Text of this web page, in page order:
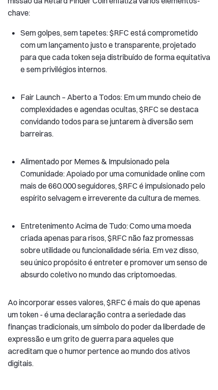
chave:
Sem golpes, sem tapetes: $RFC está comprometido
com um lançamento justo e transparente, projetado
para que cada token seja distribuído de forma equitativa
e sem privilégios internos.
Fair Launch – Aberto a Todos: Em um mundo cheio de
complexidades e agendas ocultas, $RFC se destaca
convidando todos para se juntarem à diversão sem
barreiras.
Alimentado por Memes & Impulsionado pela
Comunidade: Apoiado por uma comunidade online com
mais de 660.000 seguidores, $RFC é impulsionado pelo
espírito selvagem e irreverente da cultura de memes.
Entretenimento Acima de Tudo: Como uma moeda
criada apenas para risos, $RFC não faz promessas
sobre utilidade ou funcionalidade séria. Em vez disso,
seu único propósito é entreter e promover um senso de
absurdo coletivo no mundo das criptomoedas.
Ao incorporar esses valores, $RFC é mais do que apenas
um token - é uma declaração contra a seriedade das
finanças tradicionais, um símbolo do poder da liberdade de
expressão e um grito de guerra para aqueles que
acreditam que o humor pertence ao mundo dos ativos
digitais.